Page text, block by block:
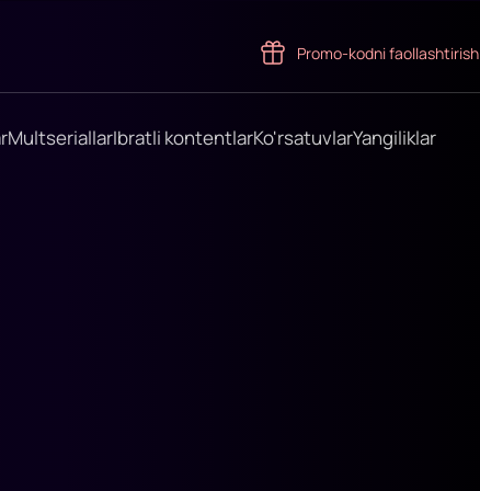
Promo-kodni faollashtirish
MultseriallarIbratli kontentlarKo'rsatuvlarYangiliklar